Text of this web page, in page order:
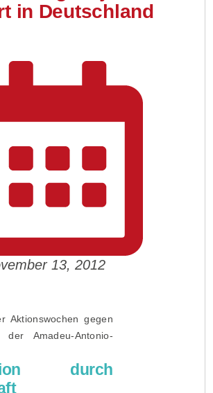
in Deutschland
13, 2012
Aktionswochen gegen
der Amadeu-Antonio-
durch